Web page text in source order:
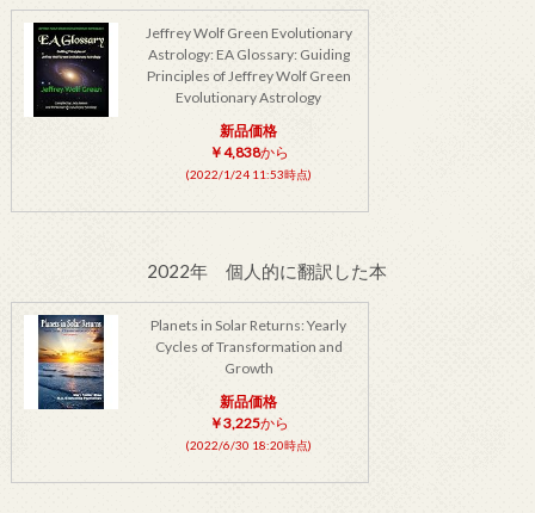
Jeffrey Wolf Green Evolutionary
Astrology: EA Glossary: Guiding
Principles of Jeffrey Wolf Green
Evolutionary Astrology
新品価格
￥4,838から
(2022/1/24 11:53時点)
2022年 個人的に翻訳した本
Planets in Solar Returns: Yearly
Cycles of Transformation and
Growth
新品価格
￥3,225から
(2022/6/30 18:20時点)